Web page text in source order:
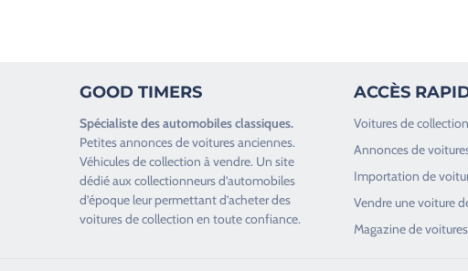
l
l
s
s
e
r
GOOD TIMERS
Spécialiste desautomobiles classiques.
Petites annonces devoitures anciennes.
Véhicules de collection à vendre. Un site
dédié aux collectionneurs d’automobiles
d’époque leur permettant d’acheter des
voitures de collection en toute confiance.
ACCÈS
Voitures de
Annonces de
Importation de
Vendre une voiture
Magazine de